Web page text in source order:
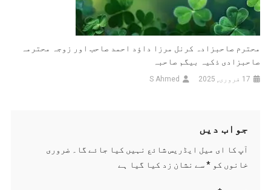
محترم صاحبزادہ کرنل مرزا داؤد احمد صاحب اور زوجہ محترمہ
صاحبزادی ذکیہ بیگم صاحبہ
17 فروری, 2025 S Ahmed
جواب دیں
آپ کا ای میل ایڈریس شائع نہیں کیا جائے گا۔
ضروری
خانوں کو *سے نشان زد کیا گیا ہے